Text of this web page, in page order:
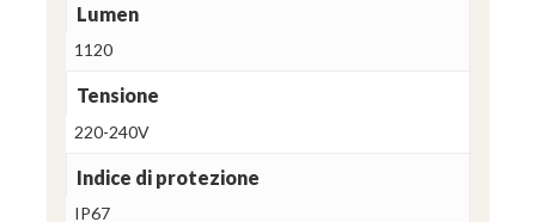
Lumen
1120
Tensione
220-240V
Indice di protezione
IP67